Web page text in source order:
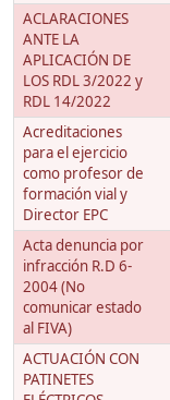
ACLARACIONES
ANTE LA
APLICACIÓN DE
LOS RDL 3/2022 y
RDL 14/2022
Acreditaciones
para el ejercicio
como profesor de
formación vial y
Director EPC
Acta denuncia por
infracción R.D 6-
2004 (No
comunicar estado
al FIVA)
ACTUACIÓN CON
PATINETES